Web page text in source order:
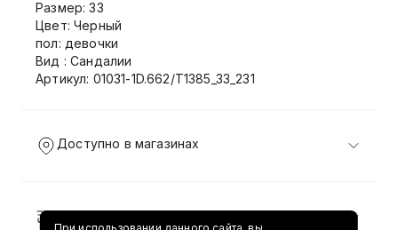
Размер: 33
Цвет: Черный
пол: девочки
Вид : Сандалии
Артикул: 01031-1D.662/T1385_33_231
Доступно в магазинах
Доставка и возврат